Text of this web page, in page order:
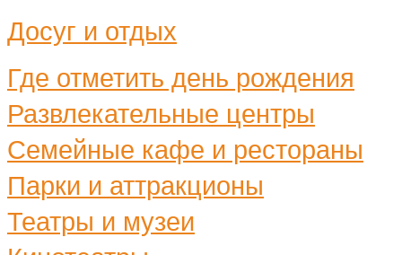
Досуг и отдых
Где отметить день рождения
Развлекательные центры
Семейные кафе и рестораны
Парки и аттракционы
Театры и музеи